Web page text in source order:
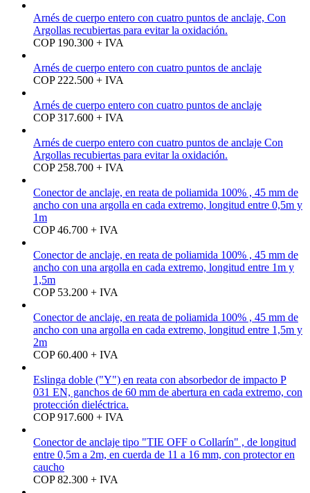
Arnés de cuerpo entero con cuatro puntos de anclaje, Con
Argollas recubiertas para evitar la oxidación.
COP 190.300 + IVA
Arnés de cuerpo entero con cuatro puntos de anclaje
COP 222.500 + IVA
Arnés de cuerpo entero con cuatro puntos de anclaje
COP 317.600 + IVA
Arnés de cuerpo entero con cuatro puntos de anclaje Con
Argollas recubiertas para evitar la oxidación.
COP 258.700 + IVA
Conector de anclaje, en reata de poliamida 100% , 45 mm de
ancho con una argolla en cada extremo, longitud entre 0,5m y
1m
COP 46.700 + IVA
Conector de anclaje, en reata de poliamida 100% , 45 mm de
ancho con una argolla en cada extremo, longitud entre 1m y
1,5m
COP 53.200 + IVA
Conector de anclaje, en reata de poliamida 100% , 45 mm de
ancho con una argolla en cada extremo, longitud entre 1,5m y
2m
COP 60.400 + IVA
Eslinga doble ("Y") en reata con absorbedor de impacto P
031 EN, ganchos de 60 mm de abertura en cada extremo, con
protección dieléctrica.
COP 917.600 + IVA
Conector de anclaje tipo "TIE OFF o Collarín" , de longitud
entre 0,5m a 2m, en cuerda de 11 a 16 mm, con protector en
caucho
COP 82.300 + IVA